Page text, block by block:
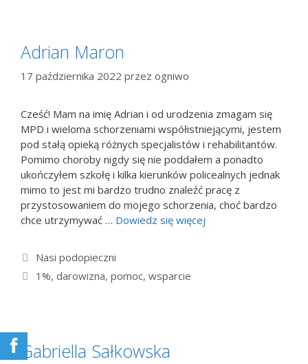
Adrian Maron
17 października 2022 przez ogniwo
Cześć! Mam na imię Adrian i od urodzenia zmagam się
MPD i wieloma schorzeniami współistniejącymi, jestem
pod stałą opieką różnych specjalistów i rehabilitantów.
Pomimo choroby nigdy się nie poddałem a ponadto
ukończyłem szkołę i kilka kierunków policealnych jednak
mimo to jest mi bardzo trudno znaleźć pracę z
przystosowaniem do mojego schorzenia, choć bardzo
chce utrzymywać … Dowiedz się więcej
Kategorie
Nasi podopieczni
Tagi
1%, darowizna, pomoc, wsparcie
Gabriella Sałkowska